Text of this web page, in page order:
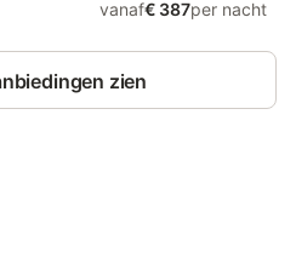
vanaf€ 387per nacht
zien